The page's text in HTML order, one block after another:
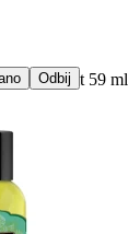
Odbij
Spirit 59 ml